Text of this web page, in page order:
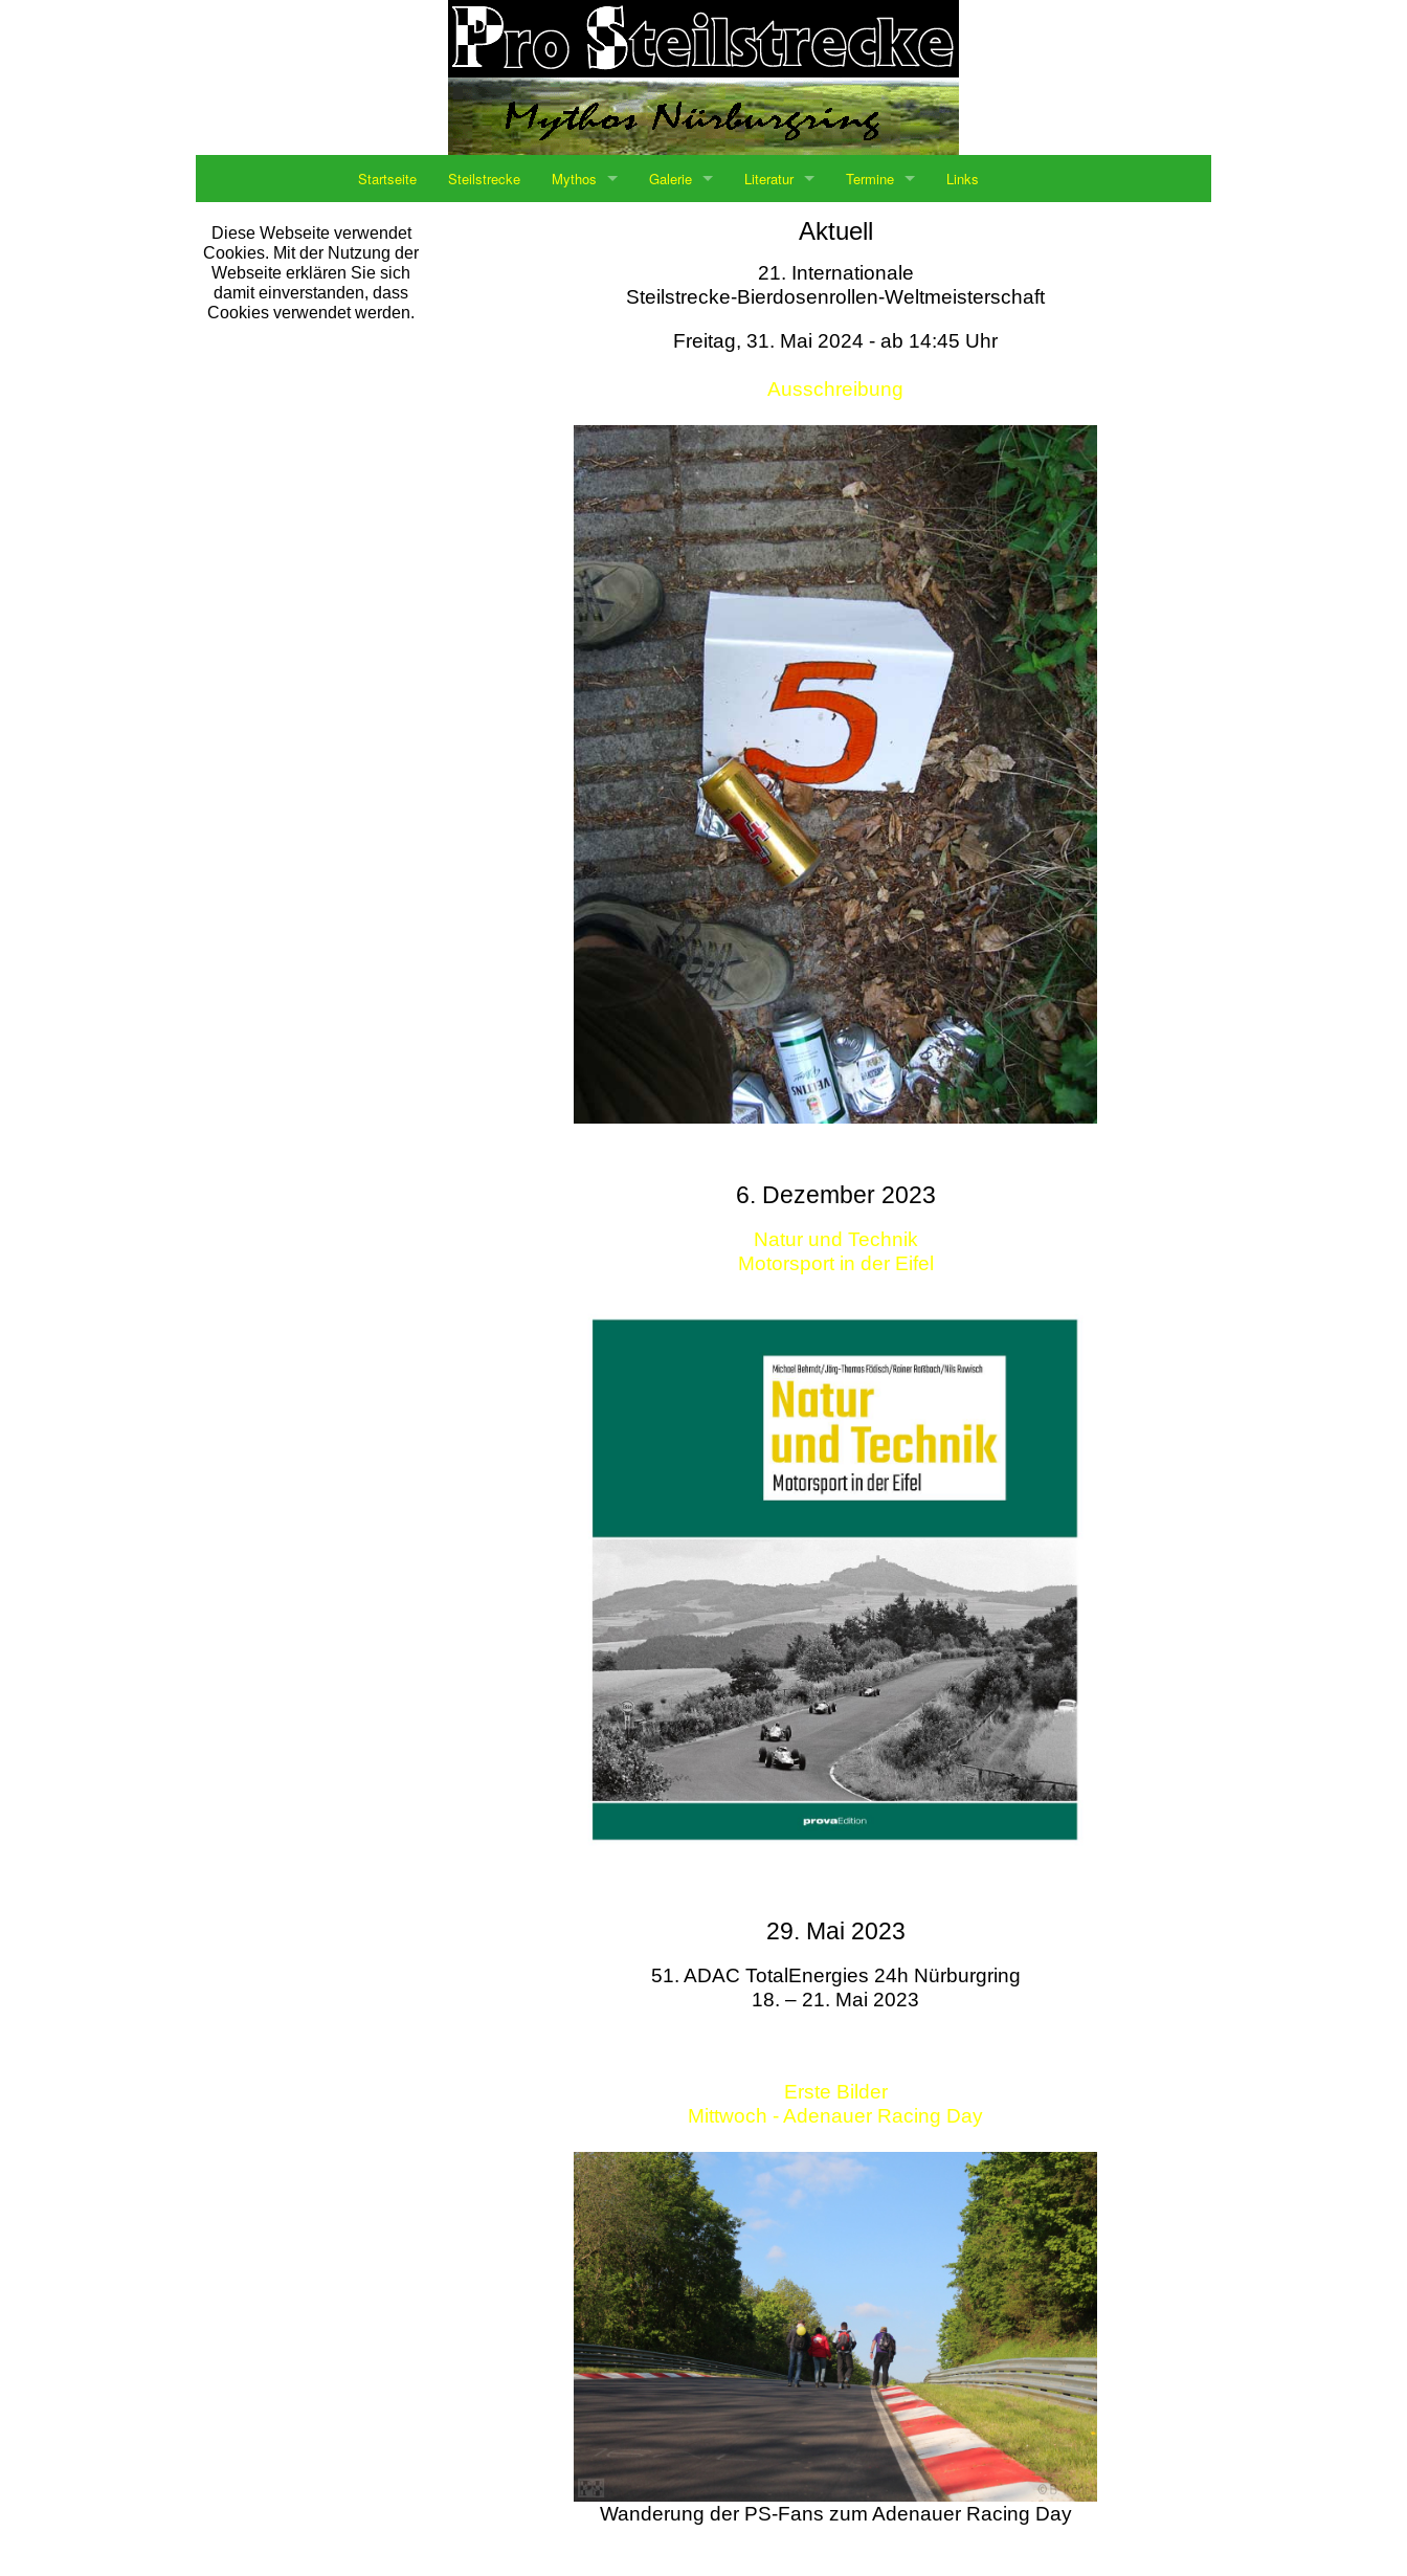
Startseite Steilstrecke Mythos Galerie Literatur Termine Links
Diese Webseite verwendet
Cookies. Mit der Nutzung der
Webseite erklären Sie sich
damit einverstanden, dass
Cookies verwendet werden.
Aktuell
21. Internationale
Steilstrecke-Bierdosenrollen-Weltmeisterschaft
Freitag, 31. Mai 2024 - ab 14:45 Uhr
Ausschreibung
6. Dezember 2023
Natur und Technik
Motorsport in der Eifel
29. Mai 2023
51. ADAC TotalEnergies 24h Nürburgring
18. – 21. Mai 2023
Erste Bilder
Mittwoch - Adenauer Racing Day
Wanderung der PS-Fans zum Adenauer Racing Day